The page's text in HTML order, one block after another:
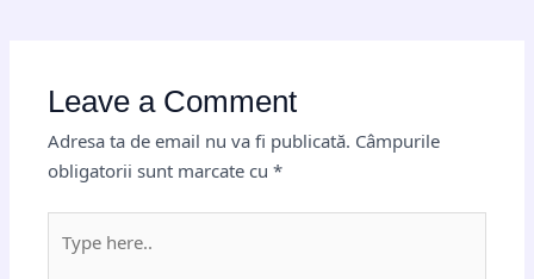
Leave a Comment
Adresa ta de email nu va fi publicată. Câmpurile
obligatorii sunt marcate cu*
here..